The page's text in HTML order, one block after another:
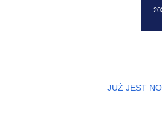
JUŻ JEST